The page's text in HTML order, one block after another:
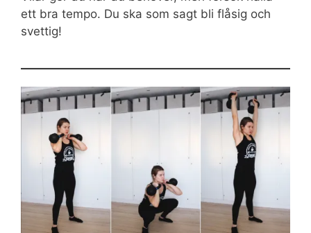
ett bra tempo. Du ska som sagt bli flåsig och
svettig!